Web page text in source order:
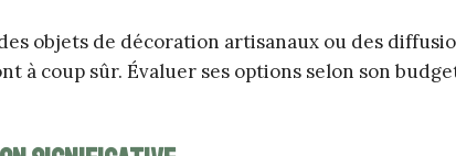
objets de décoration artisanaux ou des
à coup sûr. Évaluer ses options selon son